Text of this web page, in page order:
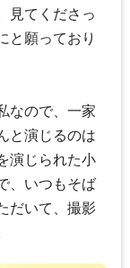
見てくださっ
と願っており
なので、一家
と演じるのは
演じられた小
、いつもそば
だいて、撮影